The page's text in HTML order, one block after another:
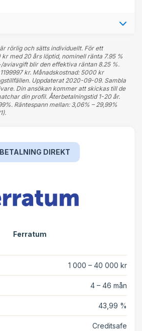
rörlig och sätts individuellt. För ett
med 20 års löptid, nominell ränta 7.95 %
aviavgift blir den effektiva räntan 8.25 %.
kr. Månadskostnad: 5000 kr
Uppdaterat 2020-09-09. Sambla
Din ansökan kommer att skickas till de
din profil. Återbetalningstid 1-20 år.
Räntespann mellan: 3,06% – 29,99%
DIREKT
Ferratum
1 000 – 40 000 kr
4 – 46 mån
43,99 %
Creditsafe